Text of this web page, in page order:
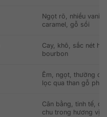
Ngọt rõ, nhiều vani,
caramel, gỗ sồi
Cay, khô, sắc nét
bourbon
Êm, ngọt, thường
lọc qua than gỗ
Cân bằng, tinh tế,
chu trong hương vị